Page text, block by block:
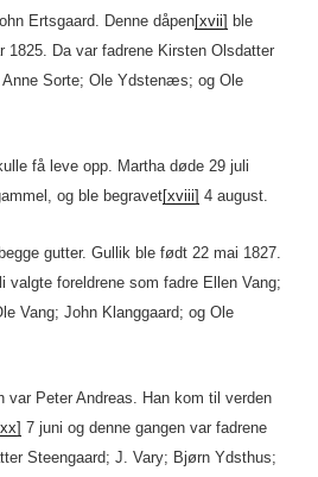
Ertsgaard. Denne dåpen[xvii] ble
1825. Da var fadrene Kirsten Olsdatter
Anne Sorte; Ole Ydstenæs; og Ole
få leve opp. Martha døde 29 juli
og ble begravet[xviii] 4 august.
gutter. Gullik ble født 22 mai 1827.
valgte foreldrene som fadre Ellen Vang;
Vang; John Klanggaard; og Ole
var Peter Andreas. Han kom til verden
7 juni og denne gangen var fadrene
Steengaard; J. Vary; Bjørn Ydsthus;